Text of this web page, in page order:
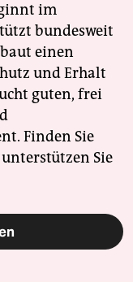
im
bundesweit
einen
und Erhalt
guten, frei
Finden Sie
Sie